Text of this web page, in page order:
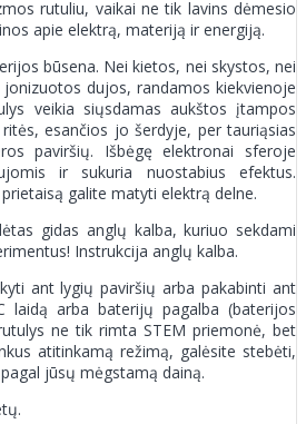
rutuliu, vaikai ne tik lavins dėmesio
apie elektrą, materiją ir energiją.
būsena. Nei kietos, nei skystos, nei
dujos, randamos kiekvienoje
veikia siųsdamas aukštos įtampos
esančios jo šerdyje, per tauriąsias
paviršių. Išbėgę elektronai sferoje
ir sukuria nuostabius efektus.
galite matyti elektrą delne.
gidas anglų kalba, kuriuo sekdami
Instrukcija anglų kalba.
ant lygių paviršių arba pakabinti ant
laidą arba baterijų pagalba (baterijos
ne tik rimta STEM priemonė, bet
atitinkamą režimą, galėsite stebėti,
jūsų mėgstamą dainą.